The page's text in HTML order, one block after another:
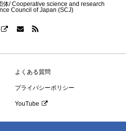
体/ Cooperative science and research
Council of Japan (SCJ)
よくある質問
プライバシーポリシー
YouTube